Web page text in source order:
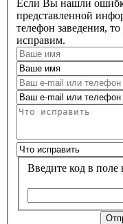
Если Вы нашли
представленной
телефон заведения,
исправим.
Введите код в поле